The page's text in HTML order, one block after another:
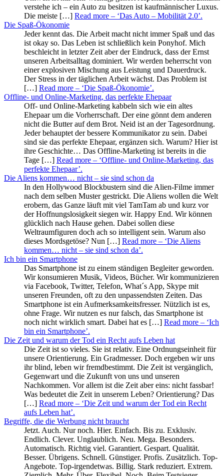
verstehe ich – ein Auto zu besitzen ist kaufmännischer Luxus.
Die meiste […] Read more – ‘Das Auto – Mobilität 2.0’.
Die Spaß-Ökonomie
Jeder kennt das. Die Arbeit macht nicht immer Spaß und das
ist okay so. Das Leben ist schließlich kein Ponyhof. Mich
beschleicht in letzter Zeit aber der Eindruck, dass der Ernst
unseren Arbeitsalltag dominiert. Wir werden beherrscht von
einer explosiven Mischung aus Leistung und Dauerdruck.
Der Stress in der täglichen Arbeit wächst. Das Problem ist
[…] Read more – ‘Die Spaß-Ökonomie’.
Offline- und Online-Marketing, das perfekte Ehepaar
Off- und Online-Marketing kabbeln sich wie ein altes
Ehepaar um die Vorherrschaft. Der eine gönnt dem anderen
nicht die Butter auf dem Brot. Neid ist an der Tagesordnung.
Jeder behauptet der bessere Kommunikator zu sein. Dabei
sind sie das perfekte Ehepaar, ergänzen sich. Warum? Hier ist
ihre Geschichte… Das Offline-Marketing ist bereits in die
Tage […] Read more – ‘Offline- und Online-Marketing, das
perfekte Ehepaar’.
Die Aliens kommen… nicht – sie sind schon da
In den Hollywood Blockbustern sind die Alien-Filme immer
nach dem selben Muster gestrickt. Die Aliens wollen die Welt
erobern, das Ganze läuft mit viel TamTam ab und kurz vor
der Hoffnungslosigkeit siegen wir. Happy End. Wir können
glücklich nach Hause gehen. Dabei sollen diese
Weltraumfiguren doch ach so intelligent sein. Warum also
dieses Mordsgetöse? Nun […] Read more – ‘Die Aliens
kommen… nicht – sie sind schon da’.
Ich bin ein Smartphone
Das Smartphone ist zu einem ständigen Begleiter geworden.
Wir konsumieren Musik, Videos, Bücher. Wir kommunizieren
via Facebook, Twitter, Telefon, What´s App, Skype mit
unseren Freunden, oft zu den unpassendsten Zeiten. Das
Smartphone ist ein Aufmerksamkeitsfresser. Nützlich ist es,
ohne Frage. Wir nutzen es nur falsch, das Smartphone ist
noch nicht wirklich smart. Dabei hat es […] Read more – ‘Ich
bin ein Smartphone’.
Die Zeit und warum der Tod ein Recht aufs Leben hat
Die Zeit ist so vieles. Sie ist relativ. Eine Ordnungseinheit für
unsere Orientierung. Ein Gradmesser. Doch ergeben wir uns
ihr blind, leben wir fremdbestimmt. Die Zeit ist vergänglich,
Gegenwart und die Zukunft von uns und unseren
Nachkommen. Vor allem ist die Zeit aber eins: nicht fassbar!
Was bedeutet die Zeit in unserem Leben? Orientierung? Das
[…] Read more – ‘Die Zeit und warum der Tod ein Recht
aufs Leben hat’.
Begriffe, die die Werbung nicht braucht
Jetzt. Auch. Nur noch. Hier. Einfach. Bis zu. Exklusiv.
Endlich. Clever. Unglaublich. Neu. Mega. Besonders.
Automatisch. Richtig viel. Garantiert. Gespart. Qualität.
Besser. Übrigens. Schnell. Günstiger. Profis. Zusätzlich. Top-
Angebote. Top-irgendetwas. Billig. Stark reduziert. Extrem.